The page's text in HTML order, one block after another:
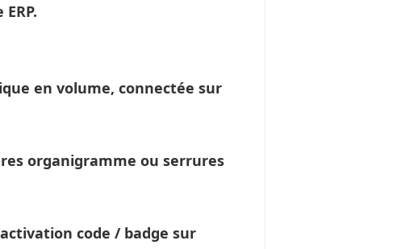
en volume, connectée sur
organigramme ou serrures
code / badge sur